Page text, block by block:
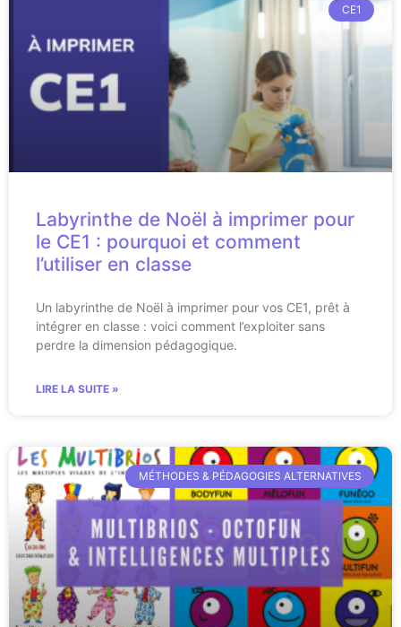
CE1
Labyrinthe de Noël à imprimer pour
le CE1 : pourquoi et comment
l’utiliser en classe
Un labyrinthe de Noël à imprimer pour vos CE1, prêt à
intégrer en classe : voici comment l’exploiter sans
perdre la dimension pédagogique.
LIRE LA SUITE »
MÉTHODES & PÉDAGOGIES ALTERNATIVES